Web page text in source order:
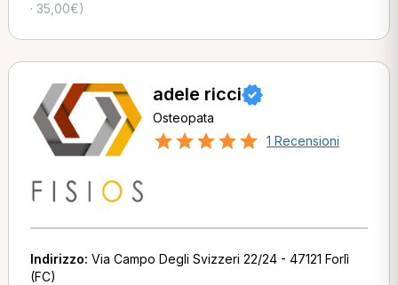
· 35,00€)
adele ricci
Osteopata
1 Recensioni
Indirizzo: Via Campo Degli Svizzeri 22/24 - 47121 Forlì
(FC)